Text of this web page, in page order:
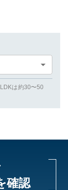
は約30〜50
確認